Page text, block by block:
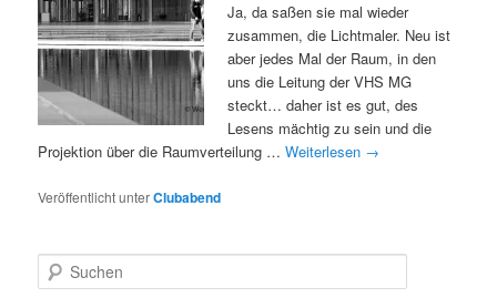
Ja, da saßen sie mal wieder
zusammen, die Lichtmaler. Neu ist
aber jedes Mal der Raum, in den
uns die Leitung der VHS MG
steckt… daher ist es gut, des
Lesens mächtig zu sein und die
Projektion über die Raumverteilung …Weiterlesen →
Veröffentlicht unterClubabend
u